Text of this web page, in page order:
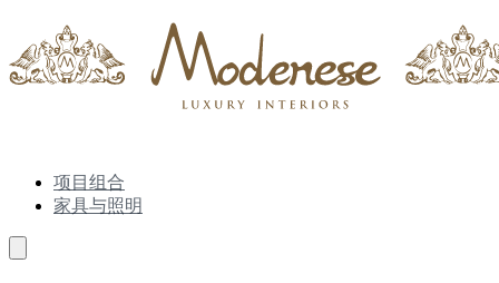
项目组合
家具与照明